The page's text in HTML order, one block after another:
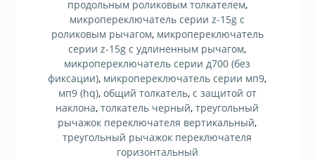
продольным роликовым толкателем,
микропереключатель серии z-15g с
роликовым рычагом, микропереключатель
серии z-15g с удлиненным рычагом,
микропереключатель серии д700 (без
фиксации), микропереключатель серии мп9,
мп9 (hq), общий толкатель, с защитой от
наклона,толкатель черный,треугольный
рычажок переключателя вертикальный,
треугольный рычажок переключателя
горизонтальный